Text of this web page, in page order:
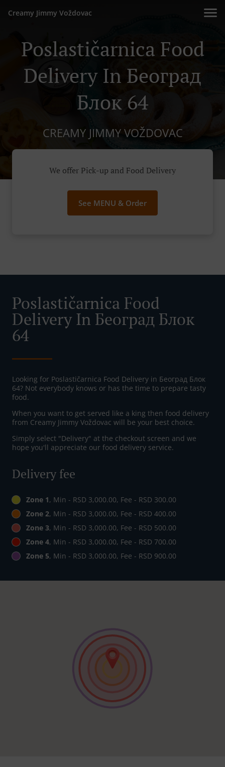
Creamy Jimmy Voždovac
Poslastičarnica Food
Delivery In Београд
Блок 64
CREAMY JIMMY VOŽDOVAC
We offer Pick-up and Food Delivery
See MENU & Order
Poslastičarnica Food
Delivery In Београд Блок
64
Looking for Poslastičarnica Food Delivery in Београд Блок
64? Not everybody knows or has the time to prepare tasty
food.
When you want to get served like a king then food delivery
from Creamy Jimmy Voždovac will be your best choice.
Simply select "Delivery" at the checkout screen and we
hope you'll appreciate our food delivery service.
Delivery fee
Zone 1, Min - RSD 3,000.00, Fee - RSD 300.00
Zone 2, Min - RSD 3,000.00, Fee - RSD 400.00
Zone 3, Min - RSD 3,000.00, Fee - RSD 500.00
Zone 4, Min - RSD 3,000.00, Fee - RSD 700.00
Zone 5, Min - RSD 3,000.00, Fee - RSD 900.00